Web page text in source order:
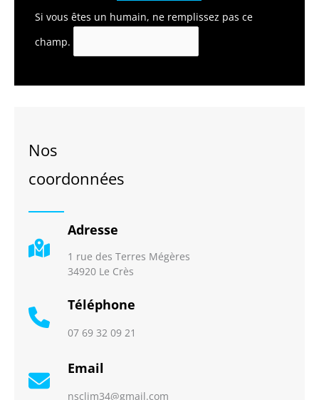
Si vous êtes un humain, ne remplissez pas ce
champ.
Nos
coordonnées
Adresse
1 rue des Terres Mégères
34920 Le Crès
Téléphone
07 69 32 09 21
Email
nsclim34@gmail.com